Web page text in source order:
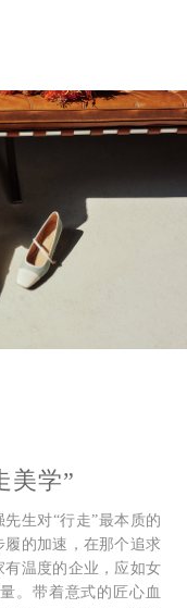
美学”
⽣对“⾏⾛”最本质的
的加速，在那个追求
温度的企业，应如⼥
。带着意式的匠⼼⾎